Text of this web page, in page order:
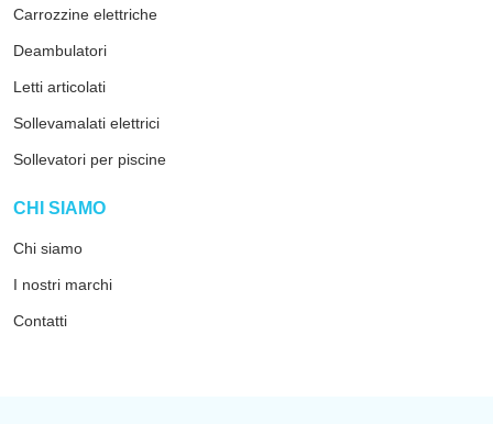
Carrozzine elettriche
Deambulatori
Letti articolati
Sollevamalati elettrici
Sollevatori per piscine
CHI SIAMO
Chi siamo
I nostri marchi
Contatti